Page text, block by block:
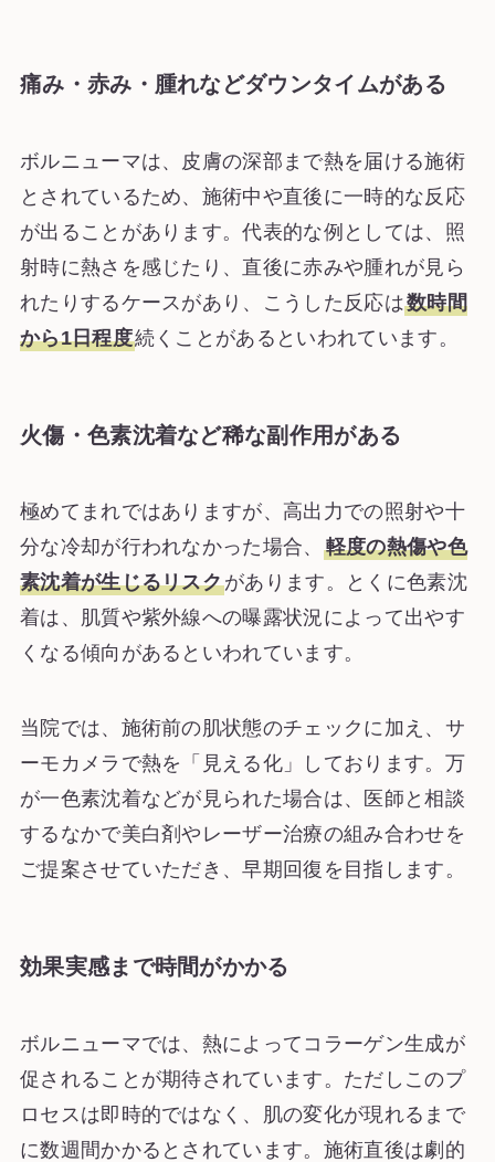
痛み・赤み・腫れなどダウンタイムがある
ボルニューマは、皮膚の深部まで熱を届ける施術
とされているため、施術中や直後に一時的な反応
が出ることがあります。代表的な例としては、照
射時に熱さを感じたり、直後に赤みや腫れが見ら
れたりするケースがあり、こうした反応は数時間
から1日程度続くことがあるといわれています。
火傷・色素沈着など稀な副作用がある
極めてまれではありますが、高出力での照射や十
分な冷却が行われなかった場合、 軽度の熱傷や色
素沈着が生じるリスクがあります。とくに色素沈
着は、肌質や紫外線への曝露状況によって出やす
くなる傾向があるといわれています。
当院では、施術前の肌状態のチェックに加え、サ
ーモカメラで熱を「見える化」しております。万
が一色素沈着などが見られた場合は、医師と相談
するなかで美白剤やレーザー治療の組み合わせを
ご提案させていただき、早期回復を目指します。
効果実感まで時間がかかる
ボルニューマでは、熱によってコラーゲン生成が
促されることが期待されています。ただしこのプ
ロセスは即時的ではなく、肌の変化が現れるまで
に数週間かかるとされています。施術直後は劇的